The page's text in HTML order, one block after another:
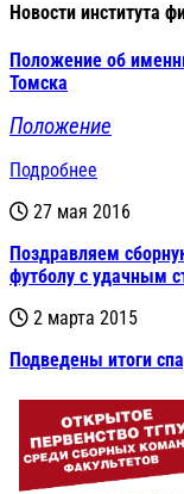
Новости института
Положение об
Томска
Положение
Подробнее
27 мая 2016
Поздравляем
футболу с удачным
2 марта 2015
Подведены итоги